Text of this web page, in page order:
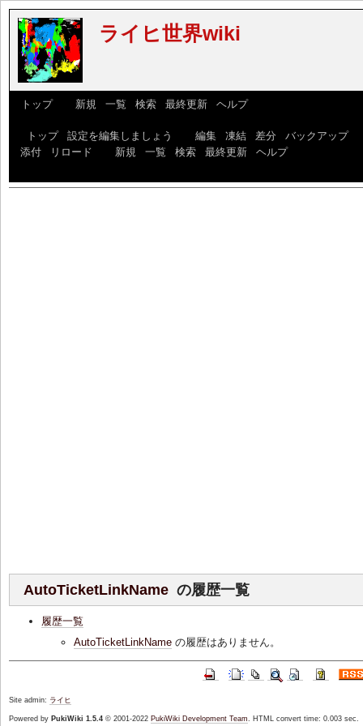
ライヒ世界wiki
トップ] [ 新規 一覧 検索| 最終更新| ヘルプ]
トップ| 設定を編集しましょう 編集| 凍結| 差分 バックアップ|
添付| リロード 新規 一覧 検索| 最終更新| ヘルプ]
AutoTicketLinkName の履歴一覧
履歴一覧
AutoTicketLinkNameの履歴はありません。
Site admin: ライヒ
Powered by PukiWiki 1.5.4© 2001-2022 PukiWiki Development Team. HTML convert time: 0.003 sec.